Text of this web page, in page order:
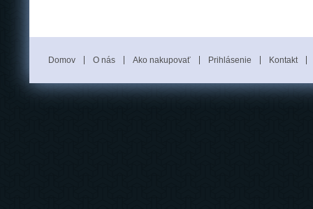
Domov O nás Ako nakupovať Prihlásenie Kontakt